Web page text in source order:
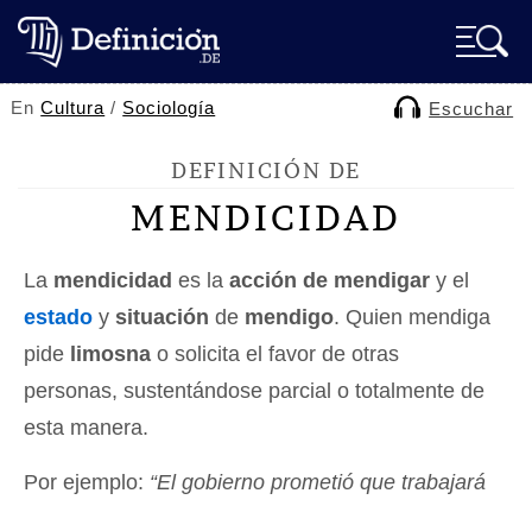
EnCultura / Sociología Escuchar
DEFINICIÓN DE
MENDICIDAD
La mendicidad es la acción de mendigar y el
estado y situación de mendigo. Quien mendiga
pide limosna o solicita el favor de otras
personas, sustentándose parcial o totalmente de
esta manera.
Por ejemplo: “El gobierno prometió que trabajará